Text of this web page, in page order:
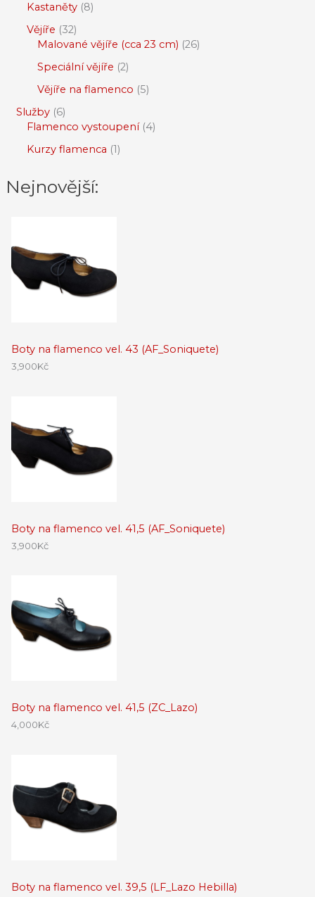
Kastaněty 8
Vějíře 32
Malované vějíře (cca 23 cm) 26
Speciální vějíře 2
Vějíře na flamenco 5
Služby 6
Flamenco vystoupení 4
Kurzy flamenca 1
Nejnovější:
Boty na flamenco vel. 43 (AF_Soniquete)
3,900Kč
Boty na flamenco vel. 41,5 (AF_Soniquete)
3,900Kč
Boty na flamenco vel. 41,5 (ZC_Lazo)
4,000Kč
Boty na flamenco vel. 39,5 (LF_Lazo Hebilla)